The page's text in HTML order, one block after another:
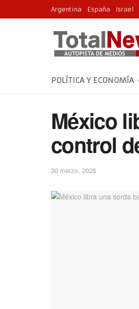
Argentina España Israel
POLÍTICA Y ECONOMÍA
México
control
30 marzo, 2026